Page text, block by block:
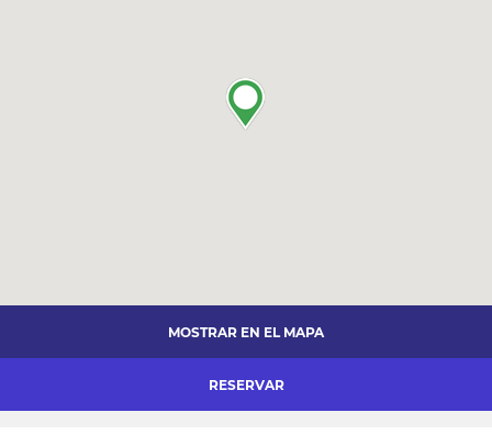
MOSTRAR EN EL MAPA
RESERVAR